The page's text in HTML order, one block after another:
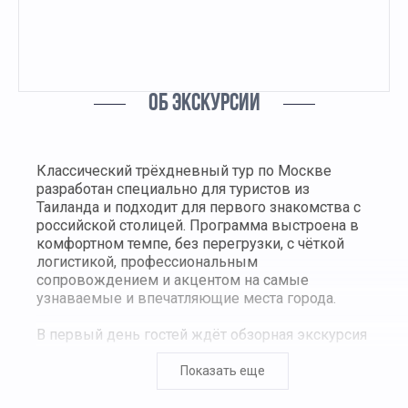
ОБ ЭКСКУРСИИ
Классический трёхдневный тур по Москве
разработан специально для туристов из
Таиланда и подходит для первого знакомства с
российской столицей. Программа выстроена в
комфортном темпе, без перегрузки, с чёткой
логистикой, профессиональным
сопровождением и акцентом на самые
узнаваемые и впечатляющие места города.
В первый день гостей ждёт обзорная экскурсия
Храм Христа Спасителя, панорамные виды с
Показать еще